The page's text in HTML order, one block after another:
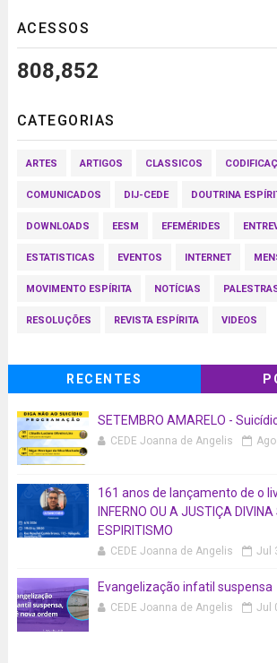
ACESSOS
808,852
CATEGORIAS
ARTES ARTIGOS CLASSICOS
COMUNICADOS DIJ-CEDE DOUTRINA
DOWNLOADS EESM EFEMÉRIDES
ESTATISTICAS EVENTOS INTERNET
MOVIMENTO ESPÍRITA NOTÍCIAS
RESOLUÇÕES REVISTA ESPÍRITA VIDEOS
RECENTES
SETEMBRO AMARELO -
CEDE Joanna de Angelis
161 anos de lançamento de o
INFERNO OU A JUSTIÇA DIVINA
ESPIRITISMO
CEDE Joanna de Angelis Jul
Evangelização infatil suspensa
CEDE Joanna de Angelis Jul